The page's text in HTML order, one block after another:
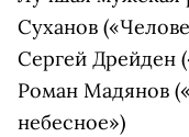
Суханов
Сергей Дрейден
Роман Мадянов
небесное»)